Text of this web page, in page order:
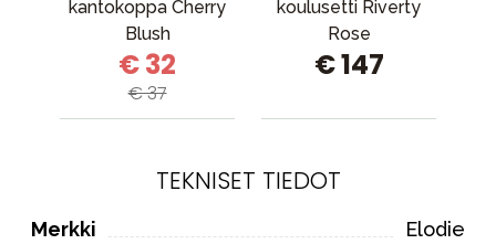
kantokoppa Cherry
Blush
€ 32
€ 37
koulusetti Riverty
Rose
€ 147
TEKNISET TIEDOT
Merkki
Elodie